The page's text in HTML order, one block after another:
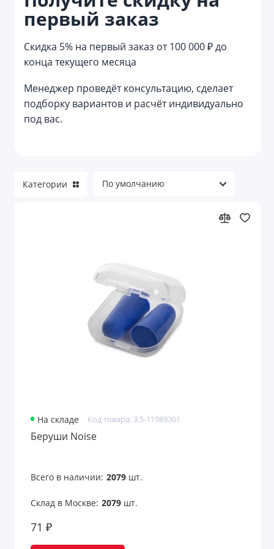
первый заказ
Скидка 5% на первый заказ от 100 000 ₽ до
конца текущего месяца
Менеджер проведёт консультацию, сделает
подборку вариантов и расчёт индивидуально
под вас.
Кухонные подарочные наборы
Лайфстайл наборы
Маникюрные наборы
Мужские наборы
Наборы аксессуаров
Наборы для алкоголя
Наборы для душа
Наборы для женщин
Наборы для игры в карты
Наборы для пикника
Наборы для рисования
Категории
На складе Код товара: 3.5-11989301
Беруши Noise
Всего в наличии: 2079шт.
Склад в Москве: 2079шт.
71 ₽